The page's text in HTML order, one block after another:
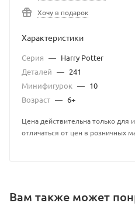
Хочу в подарок
Характеристики
Серия — Harry Potter
Деталей — 241
Минифигурок — 10
Возраст — 6+
Цена действительна только для
отличаться от цен в розничных
Вам также может